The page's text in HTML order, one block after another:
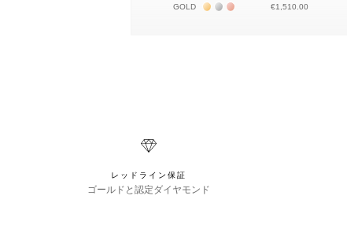
GOLD Жёлтое золото 18К
Белое золото 18К
Розовое золото 18К
€1,510.00
レッドライン保証
ゴールドと認定ダイヤモンド